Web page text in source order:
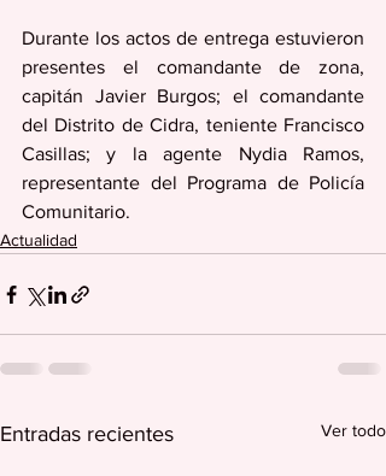
Durante los actos de entrega estuvieron
presentes el comandante de zona,
capitán Javier Burgos; el comandante
del Distrito de Cidra, teniente Francisco
Casillas; y la agente Nydia Ramos,
representante del Programa de Policía
Comunitario.
Actualidad
Entradas recientes Ver todo